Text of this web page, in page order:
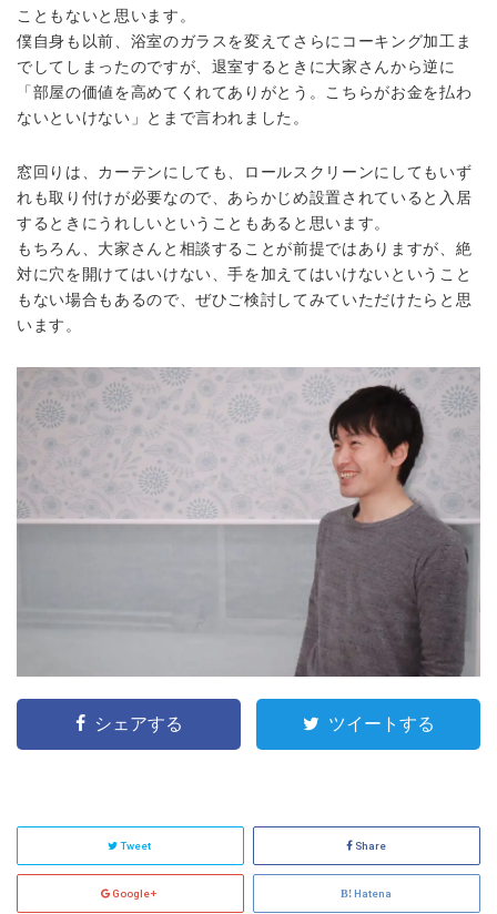
こともないと思います。
僕自身も以前、浴室のガラスを変えてさらにコーキング加工ま
でしてしまったのですが、退室するときに大家さんから逆に
「部屋の価値を高めてくれてありがとう。こちらがお金を払わ
ないといけない」とまで言われました。
窓回りは、カーテンにしても、ロールスクリーンにしてもいず
れも取り付けが必要なので、あらかじめ設置されていると入居
するときにうれしいということもあると思います。
もちろん、大家さんと相談することが前提ではありますが、絶
対に穴を開けてはいけない、手を加えてはいけないということ
もない場合もあるので、ぜひご検討してみていただけたらと思
います。
シェアする ツイートする
Tweet Share
Google+ Hatena